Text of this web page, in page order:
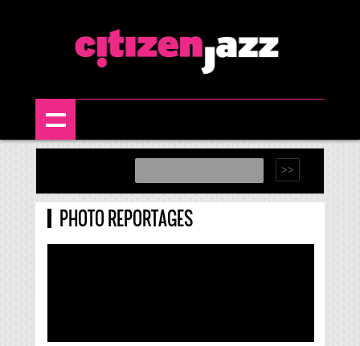
PHOTO REPORTAGES